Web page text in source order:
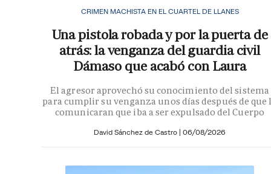
CRIMEN MACHISTA EN EL CUARTEL DE LLANES
Una pistola robada y por la puerta de
atrás: la venganza del guardia civil
Dámaso que acabó con Laura
El agresor aprovechó su conocimiento del sistema
para cumplir su venganza unos días después de que
comunicaran que iba a ser expulsado del Cuerpo
David Sánchez de Castro | 06/08/2026